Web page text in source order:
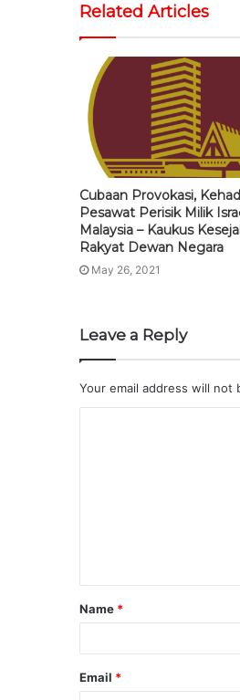
Related Articles
Cubaan Provokasi,
Pesawat Perisik Milik
Malaysia – Kaukus
Rakyat Dewan Negara
May 26, 2021
Leave a Reply
Your email address will not
Name *
Email *